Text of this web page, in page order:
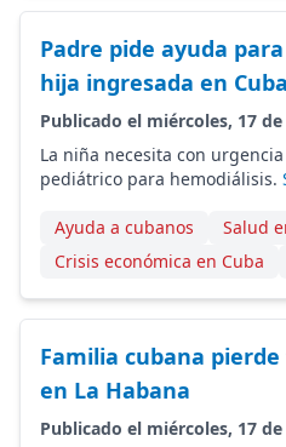
Padre pide ayuda
hija ingresada en Cuba
Publicado el miércoles, 17
La niña necesita con
pediátrico para hemodiálisis.
Ayuda a cubanos
Salud
Crisis económica en Cuba
Familia cubana
en La Habana
Publicado el miércoles, 17